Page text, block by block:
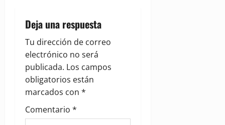
i
g
a
t
i
Deja una respuesta
Tu dirección de correo
electrónico no será
publicada. Los campos
obligatorios están
marcados con *
Comentario *